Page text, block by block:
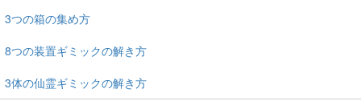
3つの箱の集め方
8つの装置ギミックの解き方
3体の仙霊ギミックの解き方